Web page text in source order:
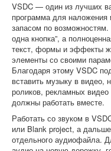
VSDC — один из лучших
программа для
запасом по
одна кнопка”, а
текст, формы и эффекты
элементы со своими
Благодаря этому VSDC
вставить музыку в
роликов, рекламных видео
должны работать вместе.
Работать со звуком в
или Blank project, а
отдельного аудиофайла.